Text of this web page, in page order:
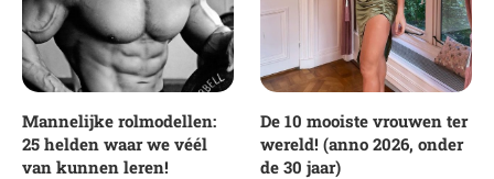
Mannelijke rolmodellen:
25 helden waar we véél
van kunnen leren!
De 10 mooiste vrouwen ter
wereld! (anno 2026, onder
de 30 jaar)